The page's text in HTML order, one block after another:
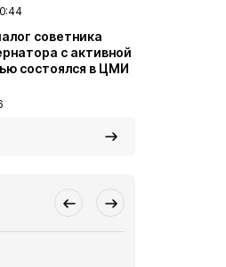
советника
с активной
состоялся в ЦМИ